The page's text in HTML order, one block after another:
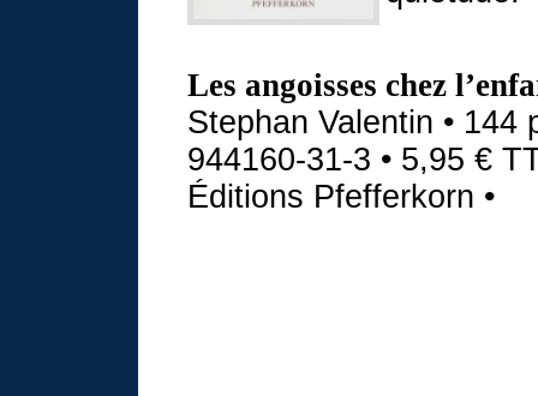
Les angoisses chez
Stephan Valentin • 144
944160-31-3 • 5,95 €
Éditions Pfefferkorn •